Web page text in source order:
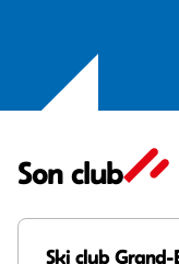
Son club
Ski club Grand-